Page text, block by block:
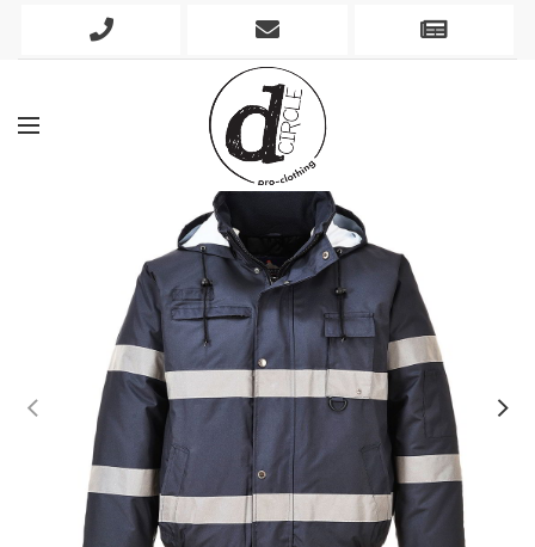
Phone
Mobile